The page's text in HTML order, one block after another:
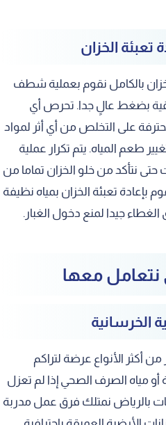
تعبئة الخزان
بالكامل نقوم بعملية شطف
بضغط عالٍ جدا. تحرص أي
على التخلص من أي أثر لمواد
طعم المياه. يتم تكرار عملية
نتأكد من خلو الخزان تماما من
بإعادة تعبئة الخزان بمياه نظيفة
جيدا لمنع دخول الغبار.
نتعامل معها
الخرسانية
من أكثر الأنواع عرضة لتراكم
مياه الصرف الصحي إذا لم تعزل
بالرياض نمتلك فرق عمل مدربة